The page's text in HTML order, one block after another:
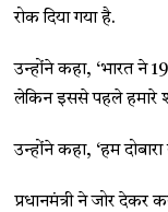
रोक दिया गया है.
उन्होंने कहा, ‘भारत ने
लेकिन इससे पहले हमारे
उन्होंने कहा, ‘हम
प्रधानमंत्री ने जोर देकर